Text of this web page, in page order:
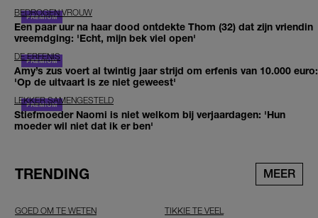
BEDROGEN VROUW
Een paar uur na haar dood ontdekte Thom (32) dat zijn vriendin
vreemdging: 'Echt, mijn bek viel open'
DE ERFENIS
Amy’s zus voert al twintig jaar strijd om erfenis van 10.000 euro:
'Op de uitvaart is ze niet geweest'
LEKKER SAMENGESTELD
Stiefmoeder Naomi is niet welkom bij verjaardagen: 'Hun
moeder wil niet dat ik er ben'
TRENDING MEER
GOED OM TE WETEN TIKKIE TE VEEL